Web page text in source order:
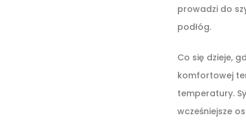
prowadzi do
podłóg.
Co się dzieje,
komfortowej
temperatury.
wcześniejsze